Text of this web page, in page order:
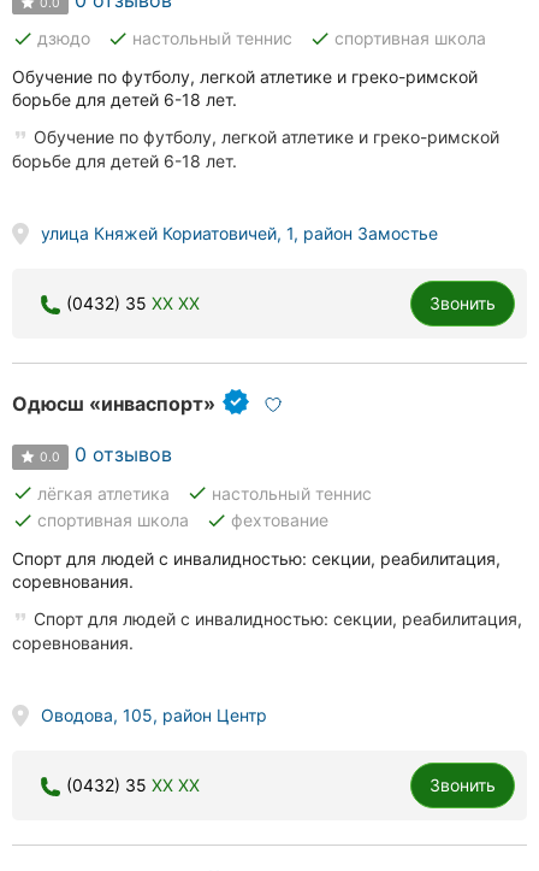
done дзюдо done настольный теннис done спортивная школа
Обучение по футболу, легкой атлетике и греко-римской
борьбе для детей 6-18 лет.
Обучение по футболу, легкой атлетике и греко-римской
борьбе для детей 6-18 лет.
улица Княжей Кориатовичей, 1, район Замостье
(0432) 35 XX XX Звонить
Одюсш «инваспорт»
0.0 0 отзывов
done лёгкая атлетика done настольный теннис
done спортивная школа done фехтование
Спорт для людей с инвалидностью: секции, реабилитация,
соревнования.
Спорт для людей с инвалидностью: секции, реабилитация,
соревнования.
Оводова, 105, район Центр
(0432) 35 XX XX Звонить